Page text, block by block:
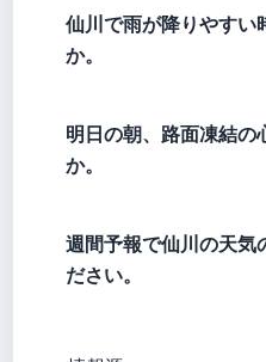
仙川で雨が降りやすい
か。
明日の朝、路面凍結の
か。
週間予報で仙川の天気
ださい。